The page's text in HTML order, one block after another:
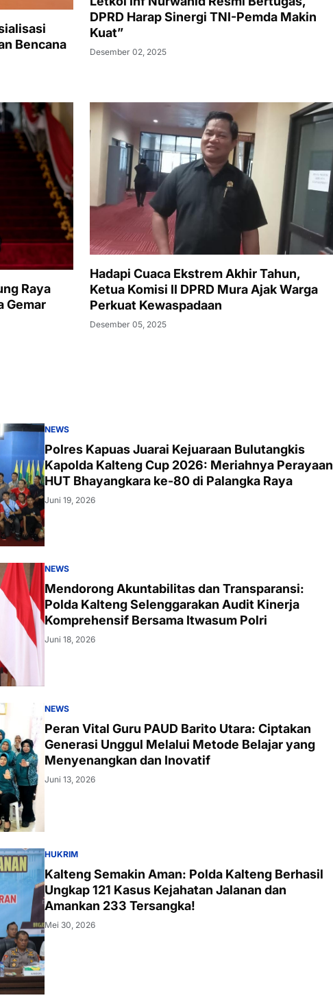
Bencana
DPRD Harap Sinergi TNI-Pemda Makin
Kuat”
Desember 02, 2025
Raya
Gemar
Hadapi Cuaca Ekstrem Akhir Tahun,
Ketua Komisi II DPRD Mura Ajak Warga
Perkuat Kewaspadaan
Desember 05, 2025
NEWS
Polres Kapuas Juarai Kejuaraan Bulutangkis
Kapolda Kalteng Cup 2026: Meriahnya Perayaan
HUT Bhayangkara ke-80 di Palangka Raya
Juni 19, 2026
NEWS
Mendorong Akuntabilitas dan Transparansi:
Polda Kalteng Selenggarakan Audit Kinerja
Komprehensif Bersama Itwasum Polri
Juni 18, 2026
NEWS
Peran Vital Guru PAUD Barito Utara: Ciptakan
Generasi Unggul Melalui Metode Belajar yang
Menyenangkan dan Inovatif
Juni 13, 2026
HUKRIM
Kalteng Semakin Aman: Polda Kalteng Berhasil
Ungkap 121 Kasus Kejahatan Jalanan dan
Amankan 233 Tersangka!
Mei 30, 2026